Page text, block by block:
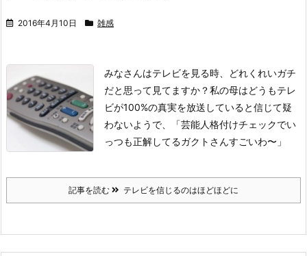
2016年4月10日 雑感
みなさんはテレビを見る時、どれくれいガチ
だと思って見てますか？私の母はどうもテレ
ビが100%の真実を放送していると信じて疑
わないようで、
「芸能人格付けチェックでい
っつも正解してるガクトさんすごいわ〜」
記事を読む テレビを信じるのはほどほどに